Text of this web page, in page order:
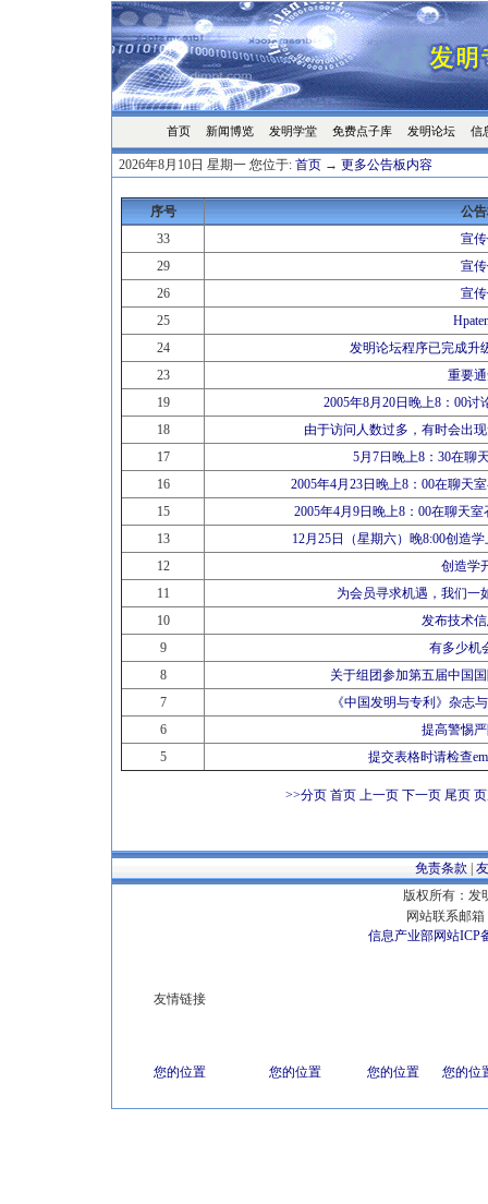
首页 新闻博览 发明学堂 免费点子库 发明论坛 信
2026年8月10日 星期一 您位于: 首页 → 更多公告板内容
序号
公
33
宣
29
宣
26
宣
25
24
发明论坛程序已完成升
23
重要
19
2005年8月20日晚上8：00
18
由于访问人数过多，有时会出
17
5月7日晚上8：30在聊
16
2005年4月23日晚上8：00在聊天
15
2005年4月9日晚上8：00在聊天
13
12月25日（星期六）晚8:00创造
12
创造学
11
为会员寻求机遇，我们一
10
发布技术
9
有多少机
8
关于组团参加第五届中国
7
《中国发明与专利》杂志
6
提高警惕
5
提交表格时请检查
>>分页 首页 上一页 下一页 尾页页
免责条款
版权所有：发
网站联系邮箱
信息产业部网站ICP
友情链接
您的位置 您的位置 您的位置 您的位